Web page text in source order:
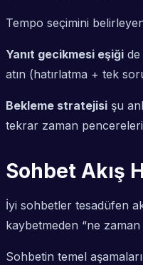
Tempo seçimini
Yanıt gecikmesi eşiği de
atın (hatırlatma + tek
Bekleme stratejisi şu
tekrar zaman
Sohbet Akış
İyi sohbetler tesadüfen
kaybetmeden “ne
Sohbetin temel